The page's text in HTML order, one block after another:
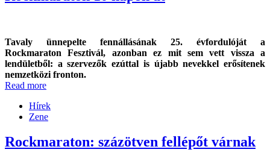
Tavaly ünnepelte fennállásának 25. évfordulóját a
Rockmaraton Fesztivál, azonban ez mit sem vett vissza a
lendületből: a szervezők ezúttal is újabb nevekkel erősítenek
nemzetközi fronton.
Read more
Hírek
Zene
Rockmaraton: százötven fellépőt várnak